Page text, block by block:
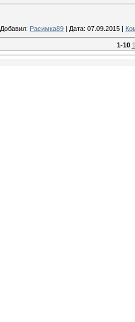
Добавил: Расимка89 | Дата: 07.09.2015 |
1-10